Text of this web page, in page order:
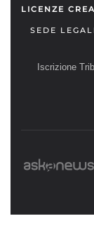
LICENZE
SEDE
Iscrizione